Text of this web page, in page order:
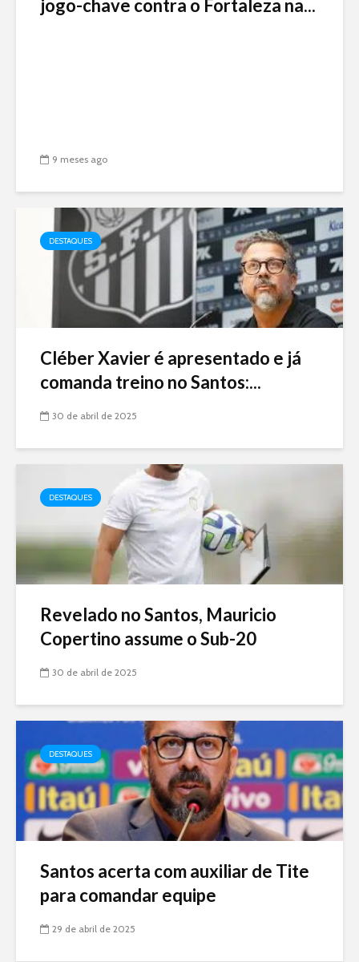
jogo-chave contra o Fortaleza na...
9 meses ago
DESTAQUES
Cléber Xavier é apresentado e já
comanda treino no Santos:...
30 de abril de 2025
DESTAQUES
Revelado no Santos, Mauricio
Copertino assume o Sub-20
30 de abril de 2025
DESTAQUES
Santos acerta com auxiliar de Tite
para comandar equipe
29 de abril de 2025